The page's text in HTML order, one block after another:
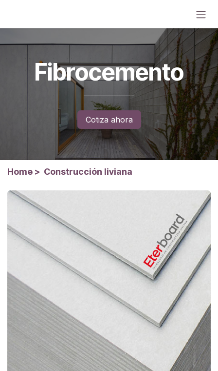
Fibrocemento
Cotiza ahora
Home > Construcción liviana